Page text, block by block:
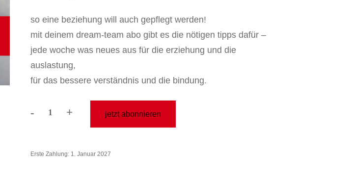
so eine beziehung will auch gepflegt werden!
mit deinem dream-team abo gibt es die nötigen tipps dafür –
jede woche was neues aus für die erziehung und die
auslastung,
für das bessere verständnis und die bindung.
-dreamteam
180
+ jetzt abonnieren
Erste Zahlung: 1. Januar 2027